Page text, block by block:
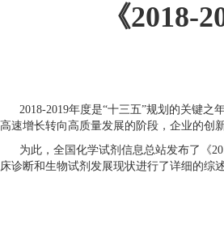
《
2018-2019年度是“十三五”规划的关键之
高速增长转向高质量发展的阶段，企业的创
为此，全国化学试剂信息总站发布了《
床诊断和生物试剂发展现状进行了详细的综